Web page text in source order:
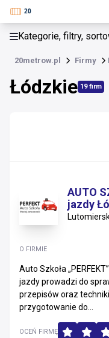
Kategorie, filtry,
20metrow.pl Firmy
Łódzkie 19 firm
Firmy
Dolnośląskie
Podkarpackie
Małopolskie
AUTO
jazdy
O FIRMIE
Auto Szkoła
jazdy prowadzi do
przepisów oraz
przygotowanie do...
OCEŃ FIRMĘ